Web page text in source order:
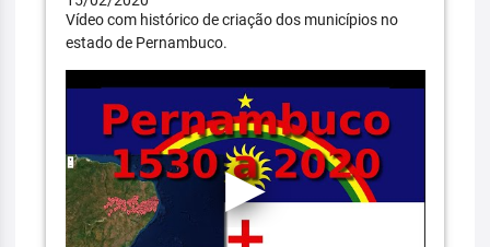
Vídeo com histórico de criação dos municípios no
estado de Pernambuco.